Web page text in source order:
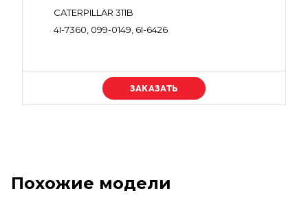
CATERPILLAR 311B
4I-7360, 099-0149, 6I-6426
Уточняйте цену
Похожие модели